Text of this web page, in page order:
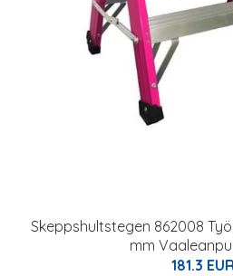
Skeppshultstegen 862008
mm
181.3